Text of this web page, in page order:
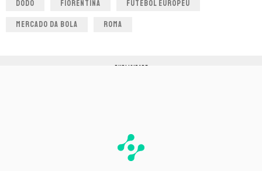
DODÔ FIORENTINA FUTEBOL EUROPEU
MERCADO DA BOLA ROMA
PUBLICIDADE